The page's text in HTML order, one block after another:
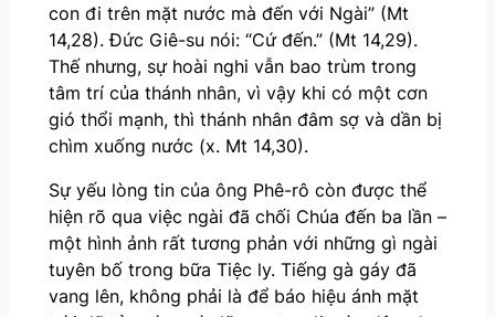
con đi trên mặt nước mà đến với Ngài” (Mt
14,28). Đức Giê-su nói: “Cứ đến.” (Mt 14,29).
Thế nhưng, sự hoài nghi vẫn bao trùm trong
tâm trí của thánh nhân, vì vậy khi có một cơn
gió thổi mạnh, thì thánh nhân đâm sợ và dần bị
chìm xuống nước (x. Mt 14,30).
Sự yếu lòng tin của ông Phê-rô còn được thể
hiện rõ qua việc ngài đã chối Chúa đến ba lần –
một hình ảnh rất tương phản với những gì ngài
tuyên bố trong bữa Tiệc ly. Tiếng gà gáy đã
vang lên, không phải là để báo hiệu ánh mặt